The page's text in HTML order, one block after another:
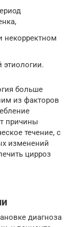
некорректном
больше
из факторов
причины
течение, с
изменений
цирроз
диагноза